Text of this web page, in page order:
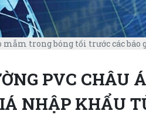
trong bóng tối trước các báo
PVC CHÂU
NHẬP KHẨU